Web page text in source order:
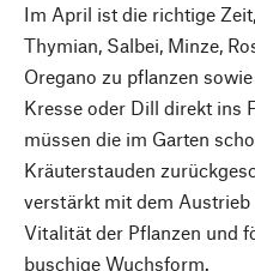
Im April ist die richtige
Thymian, Salbei, Minze,
Oregano zu pflanzen
Kresse oder Dill direkt ins
müssen die im Garten
Kräuterstauden
verstärkt mit dem
Vitalität der Pflanzen und
buschige Wuchsform.